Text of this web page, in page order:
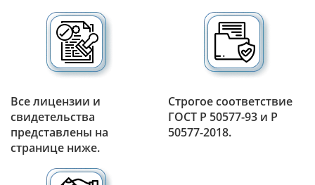
Все лицензии и
свидетельства
представлены на
странице ниже.
Строгое соответствие
ГОСТ Р 50577-93 и Р
50577-2018.